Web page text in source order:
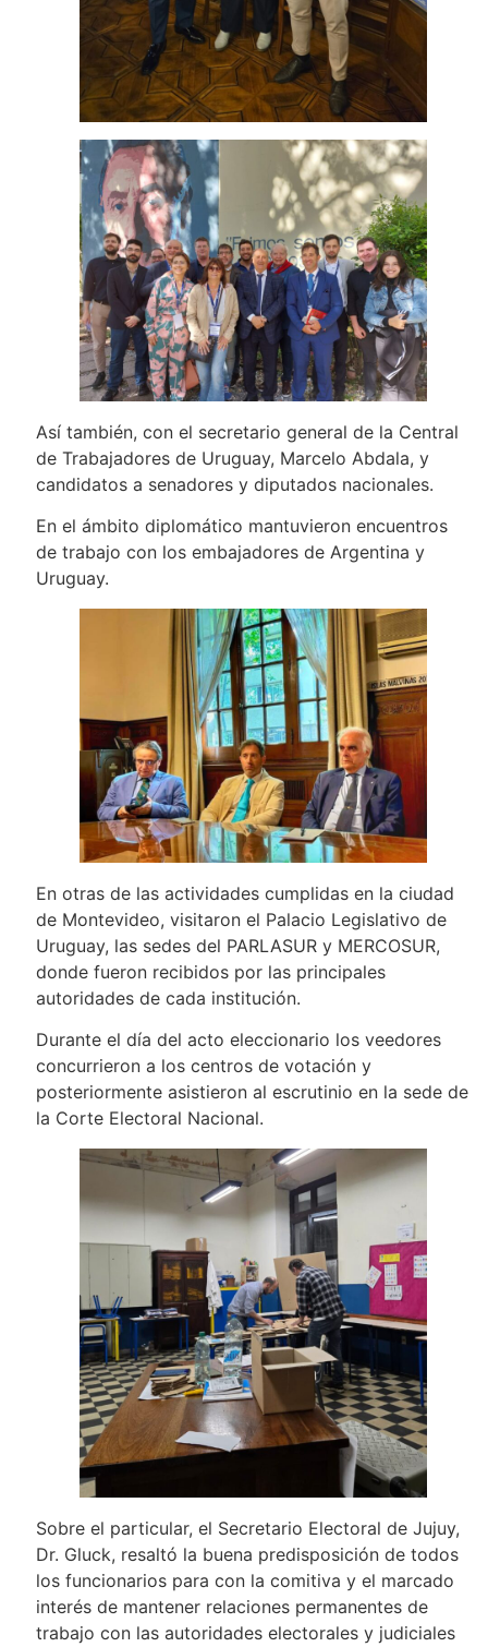
Así también, con el secretario general de la Central
de Trabajadores de Uruguay, Marcelo Abdala, y
candidatos a senadores y diputados nacionales.
En el ámbito diplomático mantuvieron encuentros
de trabajo con los embajadores de Argentina y
Uruguay.
En otras de las actividades cumplidas en la ciudad
de Montevideo, visitaron el Palacio Legislativo de
Uruguay, las sedes del PARLASUR y MERCOSUR,
donde fueron recibidos por las principales
autoridades de cada institución.
Durante el día del acto eleccionario los veedores
concurrieron a los centros de votación y
posteriormente asistieron al escrutinio en la sede de
la Corte Electoral Nacional.
Sobre el particular, el Secretario Electoral de Jujuy,
Dr. Gluck, resaltó la buena predisposición de todos
los funcionarios para con la comitiva y el marcado
interés de mantener relaciones permanentes de
trabajo con las autoridades electorales y judiciales